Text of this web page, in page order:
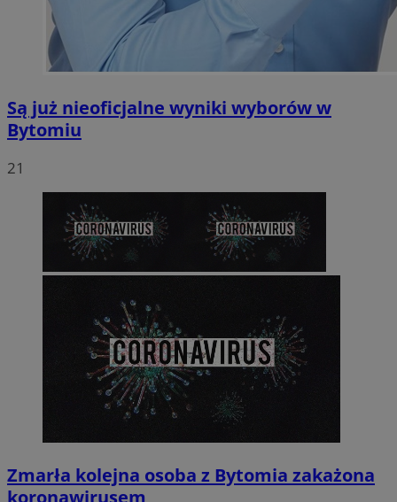
Są już nieoficjalne wyniki wyborów w
Bytomiu
21
Zmarła kolejna osoba z Bytomia zakażona